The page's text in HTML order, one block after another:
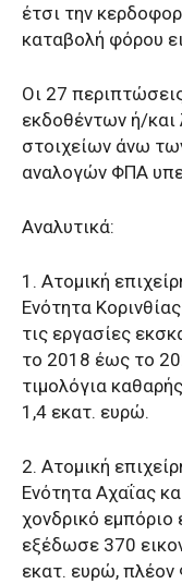
έτσι την
καταβολή φόρου
Οι 27
εκδοθέντων ή/
στοιχείων άνω
αναλογών ΦΠΑ
Αναλυτικά:
1. Ατομική
Ενότητα
τις εργασίες
το 2018 έως το
τιμολόγια
1,4 εκατ. ευρώ.
2. Ατομική
Ενότητα Αχαΐας
χονδρικό εμπόριο
εξέδωσε 370
εκατ. ευρώ,